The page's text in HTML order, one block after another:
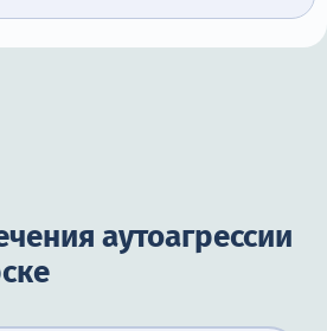
аутоагрессии